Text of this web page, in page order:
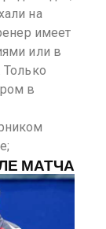
на
имеет
или в
Только
в
МАТЧА